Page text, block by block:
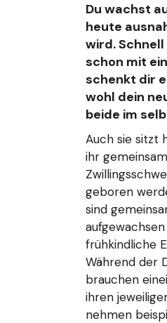
Du wachst
heute
wird.
schon mit
schenkt dir
wohl dein
beide im
Auch sie sitzt
ihr
geboren
sind
frühkindliche
Während der
brauchen
ihren
nehmen